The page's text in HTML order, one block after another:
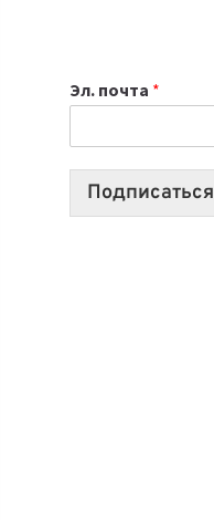
Эл. почта *
Подписаться